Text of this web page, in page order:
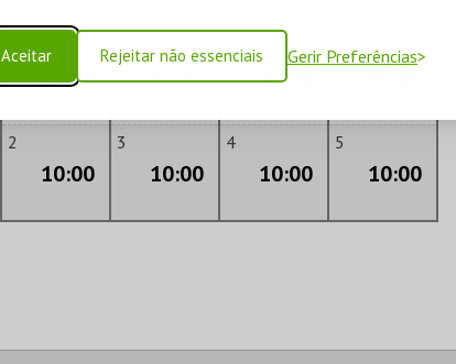
Aceitar Rejeitar não essenciais Gerir Preferências
10:00
27
10:00
28
10:00
29
2
10:00
3
10:00
4
10:00
5
10:00